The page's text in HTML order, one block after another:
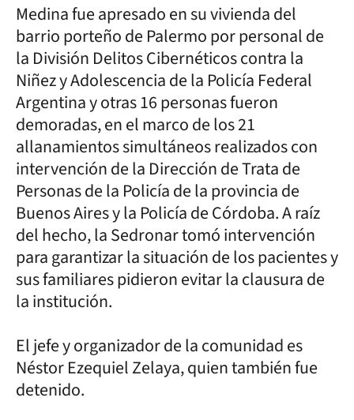
Medina fue apresado en su vivienda del
barrio porteño de Palermo por personal de
la División Delitos Cibernéticos contra la
Niñez y Adolescencia de la Policía Federal
Argentina y otras 16 personas fueron
demoradas, en el marco de los 21
allanamientos simultáneos realizados con
intervención de la Dirección de Trata de
Personas de la Policía de la provincia de
Buenos Aires y la Policía de Córdoba. A raíz
del hecho, la Sedronar tomó intervención
para garantizar la situación de los pacientes y
sus familiares pidieron evitar la clausura de
la institución.
El jefe y organizador de la comunidad es
Néstor Ezequiel Zelaya, quien también fue
detenido.